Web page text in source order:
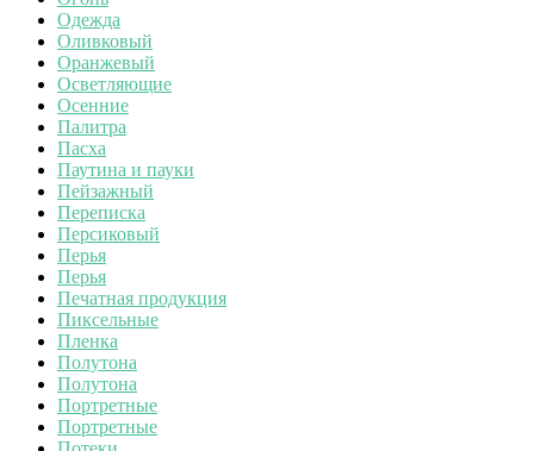
Одежда
Оливковый
Оранжевый
Осветляющие
Осенние
Палитра
Пасха
Паутина и пауки
Пейзажный
Переписка
Персиковый
Перья
Перья
Печатная продукция
Пиксельные
Пленка
Полутона
Полутона
Портретные
Портретные